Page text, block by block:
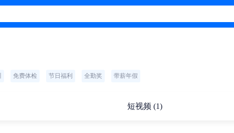
免费体检 节日福利 全勤奖 带薪年假
短视频 (1)